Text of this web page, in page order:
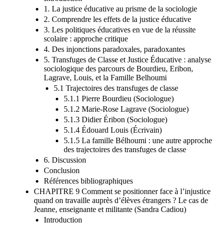
1. La justice éducative au prisme de la sociologie
2. Comprendre les effets de la justice éducative
3. Les politiques éducatives en vue de la réussite
scolaire : approche critique
4. Des injonctions paradoxales, paradoxantes
5. Transfuges de Classe et Justice Éducative : analyse
sociologique des parcours de Bourdieu, Eribon,
Lagrave, Louis, et la Famille Belhoumi
5.1 Trajectoires des transfuges de classe
5.1.1 Pierre Bourdieu (Sociologue)
5.1.2 Marie-Rose Lagrave (Sociologue)
5.1.3 Didier Éribon (Sociologue)
5.1.4 Édouard Louis (Écrivain)
5.1.5 La famille Bélhoumi : une autre approche
des trajectoires des transfuges de classe
6. Discussion
Conclusion
Références bibliographiques
CHAPITRE 9 Comment se positionner face à l’injustice
quand on travaille auprès d’élèves étrangers ? Le cas de
Jeanne, enseignante et militante (Sandra Cadiou)
Introduction